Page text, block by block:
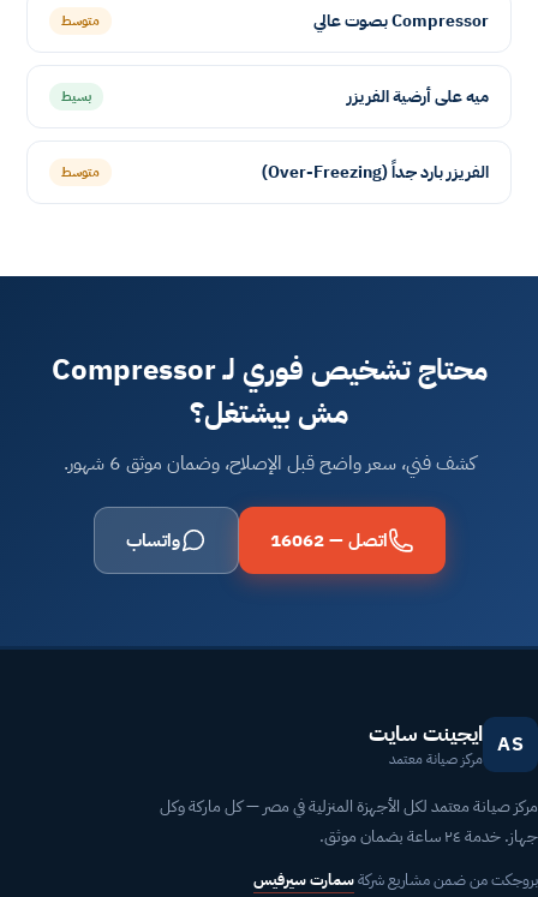
Compressor بصوت عالي متوسط
ميه على أرضية الفريزر بسيط
الفريزر بارد جداً (Over-Freezing) متوسط
محتاج تشخيص فوري لـ Compressor
مش بيشتغل؟
كشف فني، سعر واضح قبل الإصلاح، وضمان موثق 6 شهور.
اتصل — 16062 واتساب
AS ايجينت سايت
مركز صيانة معتمد
مركز صيانة معتمد لكل الأجهزة المنزلية في مصر — كل ماركة وكل
جهاز. خدمة ٢٤ ساعة بضمان موثق.
بروجكت من ضمن مشاريع شركةسمارت سيرفيس